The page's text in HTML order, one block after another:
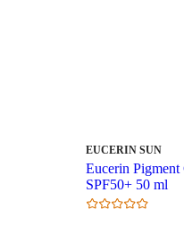
MERKE:
EUCERIN SUN
Eucerin
SPF50+​ 50 ml